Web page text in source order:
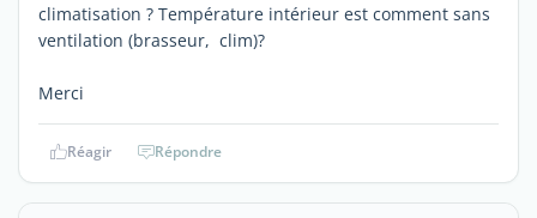
climatisation ? Température intérieur est comment sans
ventilation (brasseur, clim)?
Merci
Réagir Répondre